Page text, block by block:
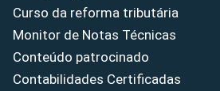
Curso da reforma tributária
Monitor de Notas Técnicas
Conteúdo patrocinado
Contabilidades Certificadas